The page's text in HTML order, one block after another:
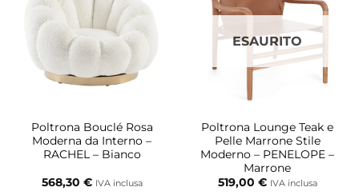
Poltrona Bouclé Rosa
Moderna da Interno –
RACHEL – Bianco
568,30 € IVA inclusa
ESAURITO
Poltrona Lounge Teak e
Pelle Marrone Stile
Moderno – PENELOPE –
Marrone
519,00 € IVA inclusa